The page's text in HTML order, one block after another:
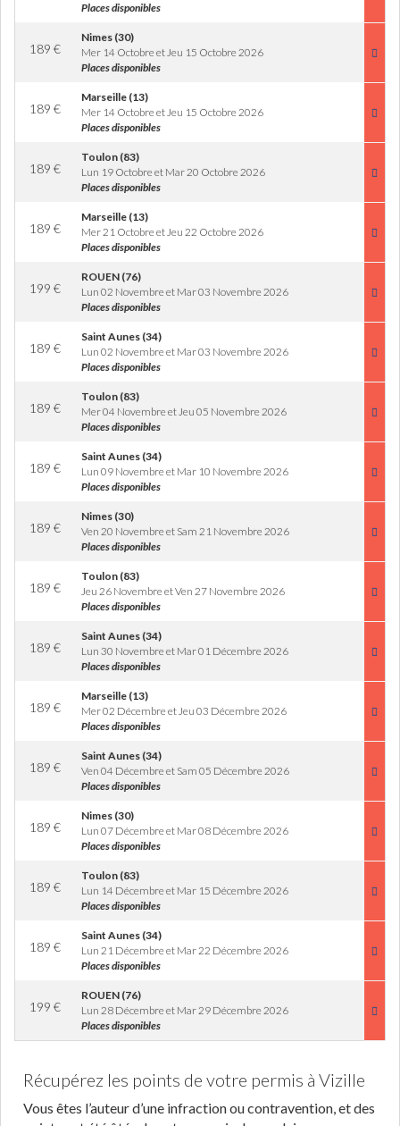
Places disponibles
189 €
Nimes (30)
Mer 14 Octobre et Jeu 15 Octobre 2026
Places disponibles
189 €
Marseille (13)
Mer 14 Octobre et Jeu 15 Octobre 2026
Places disponibles
189 €
Toulon (83)
Lun 19 Octobre et Mar 20 Octobre 2026
Places disponibles
189 €
Marseille (13)
Mer 21 Octobre et Jeu 22 Octobre 2026
Places disponibles
199 €
ROUEN (76)
Lun 02 Novembre et Mar 03 Novembre 2026
Places disponibles
189 €
Saint Aunes (34)
Lun 02 Novembre et Mar 03 Novembre 2026
Places disponibles
189 €
Toulon (83)
Mer 04 Novembre et Jeu 05 Novembre 2026
Places disponibles
189 €
Saint Aunes (34)
Lun 09 Novembre et Mar 10 Novembre 2026
Places disponibles
189 €
Nimes (30)
Ven 20 Novembre et Sam 21 Novembre 2026
Places disponibles
189 €
Toulon (83)
Jeu 26 Novembre et Ven 27 Novembre 2026
Places disponibles
189 €
Saint Aunes (34)
Lun 30 Novembre et Mar 01 Décembre 2026
Places disponibles
189 €
Marseille (13)
Mer 02 Décembre et Jeu 03 Décembre 2026
Places disponibles
189 €
Saint Aunes (34)
Ven 04 Décembre et Sam 05 Décembre 2026
Places disponibles
189 €
Nimes (30)
Lun 07 Décembre et Mar 08 Décembre 2026
Places disponibles
189 €
Toulon (83)
Lun 14 Décembre et Mar 15 Décembre 2026
Places disponibles
189 €
Saint Aunes (34)
Lun 21 Décembre et Mar 22 Décembre 2026
Places disponibles
199 €
ROUEN (76)
Lun 28 Décembre et Mar 29 Décembre 2026
Places disponibles
Récupérez les points de votre permis à Vizille
Vous êtes l’auteur d’une infraction ou contravention, et des